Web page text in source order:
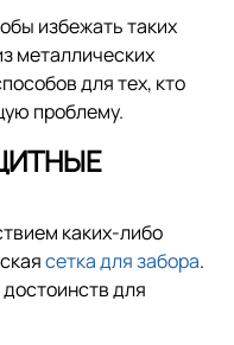
избежать таких
металлических
для тех, кто
проблему.
каких-либо
сетка для забора.
для